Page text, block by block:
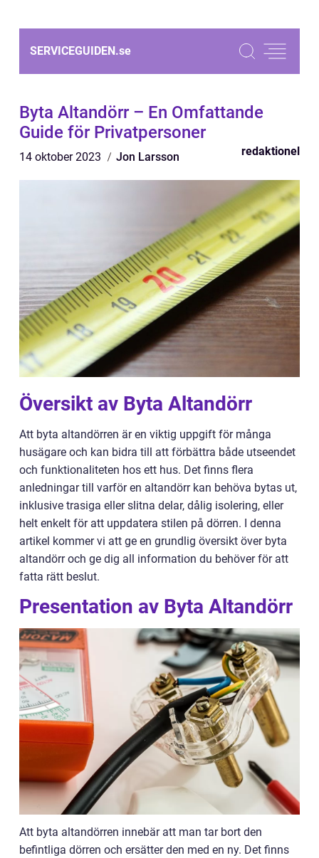
SERVICEGUIDEN.se
Byta Altandörr – En Omfattande
Guide för Privatpersoner
14 oktober 2023 Jon Larsson redaktionel
Översikt av Byta Altandörr
Att byta altandörren är en viktig uppgift för många
husägare och kan bidra till att förbättra både utseendet
och funktionaliteten hos ett hus. Det finns flera
anledningar till varför en altandörr kan behöva bytas ut,
inklusive trasiga eller slitna delar, dålig isolering, eller
helt enkelt för att uppdatera stilen på dörren. I denna
artikel kommer vi att ge en grundlig översikt över byta
altandörr och ge dig all information du behöver för att
fatta rätt beslut.
Presentation av Byta Altandörr
Att byta altandörren innebär att man tar bort den
befintliga dörren och ersätter den med en ny. Det finns